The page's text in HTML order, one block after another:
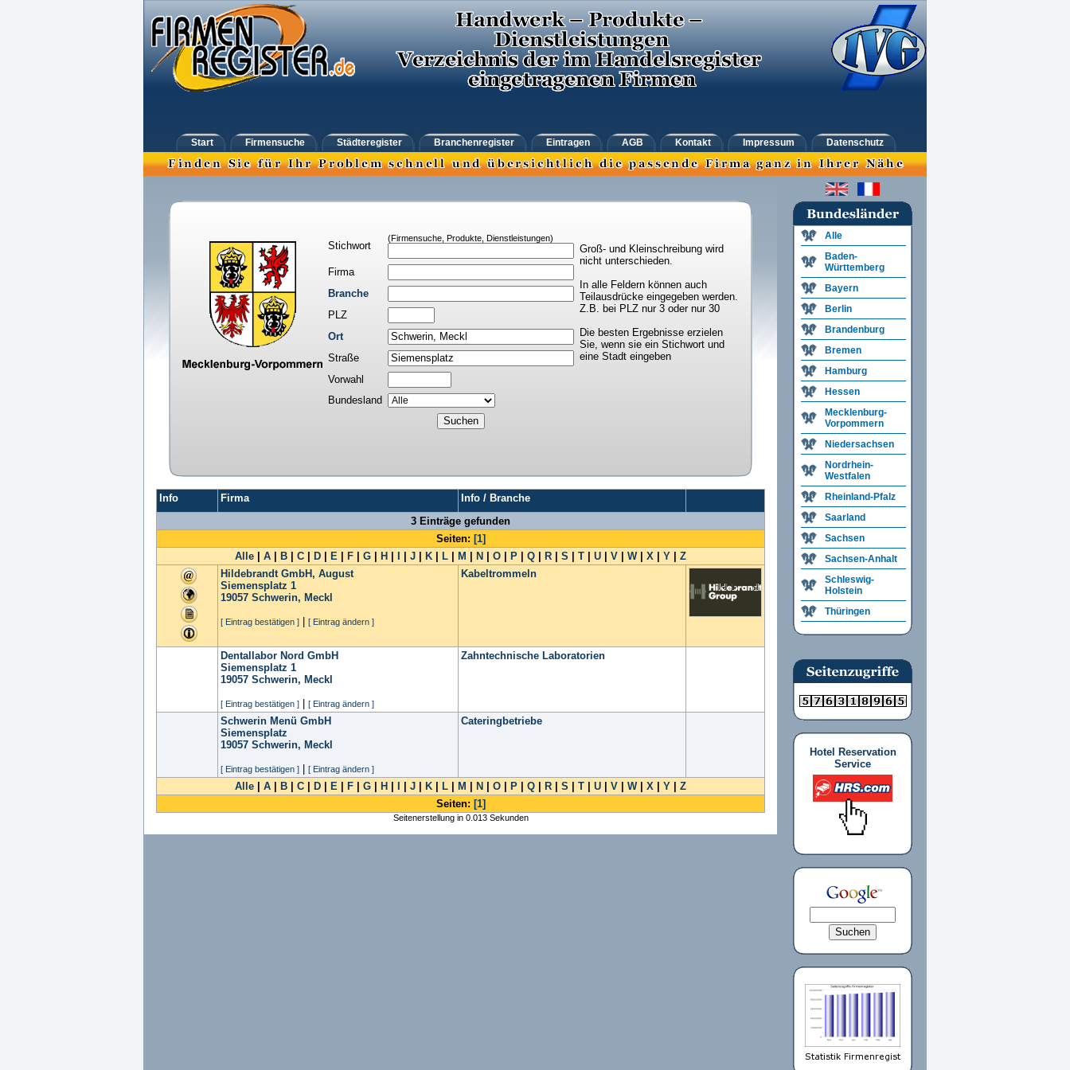
Start Firmensuche Städteregister Branchenregister Eintragen AGB Kontakt Impressum Datenschutz
Stichwort
(Firmensuche, Produkte, Dienstleistungen)
Groß- und Kleinschreibung wird
nicht unterschieden.
In alle Feldern können auch
Teilausdrücke eingegeben werden.
Z.B. bei PLZ nur 3 oder nur 30
Die besten Ergebnisse erzielen
Sie, wenn sie ein Stichwort und
eine Stadt eingeben
Firma
Branche
PLZ
Ort
Straße
Vorwahl
Bundesland
Info Firma
Info / Branche
3 Einträge gefunden
Seiten: [1]
Alle
A B C D E F G H J K L M N O P Q R S T U V W| X Y
Z
Hildebrandt GmbH, August
Siemensplatz 1
19057 Schwerin, Meckl
[ Eintrag bestätigen ] [ Eintrag ändern ]
Kabeltrommeln
Dentallabor Nord GmbH
Siemensplatz 1
19057 Schwerin, Meckl
[ Eintrag bestätigen ] [ Eintrag ändern ]
Zahntechnische Laboratorien
Schwerin Menü GmbH
Siemensplatz
19057 Schwerin, Meckl
[ Eintrag bestätigen ] [ Eintrag ändern ]
Cateringbetriebe
Alle A B C D E F G H J K L M N O P Q R S T U V W| X Y
Z
Seiten: [1]
Seitenerstellung in 0.013 Sekunden
Alle
Baden-
Württemberg
Bayern
Berlin
Brandenburg
Bremen
Hamburg
Hessen
Mecklenburg-
Vorpommern
Niedersachsen
Nordrhein-
Westfalen
Rheinland-Pfalz
Saarland
Sachsen
Sachsen-Anhalt
Schleswig-
Holstein
Thüringen
Hotel Reservation
Service